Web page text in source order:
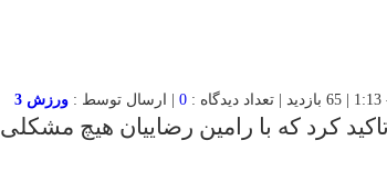
0 | ارسال توسط : ورزش 3
کرد که با رامین رضاییان هیچ مشکلی